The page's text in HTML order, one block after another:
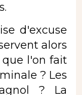
d'excuse
alors
que l'on fait
? Les
? La